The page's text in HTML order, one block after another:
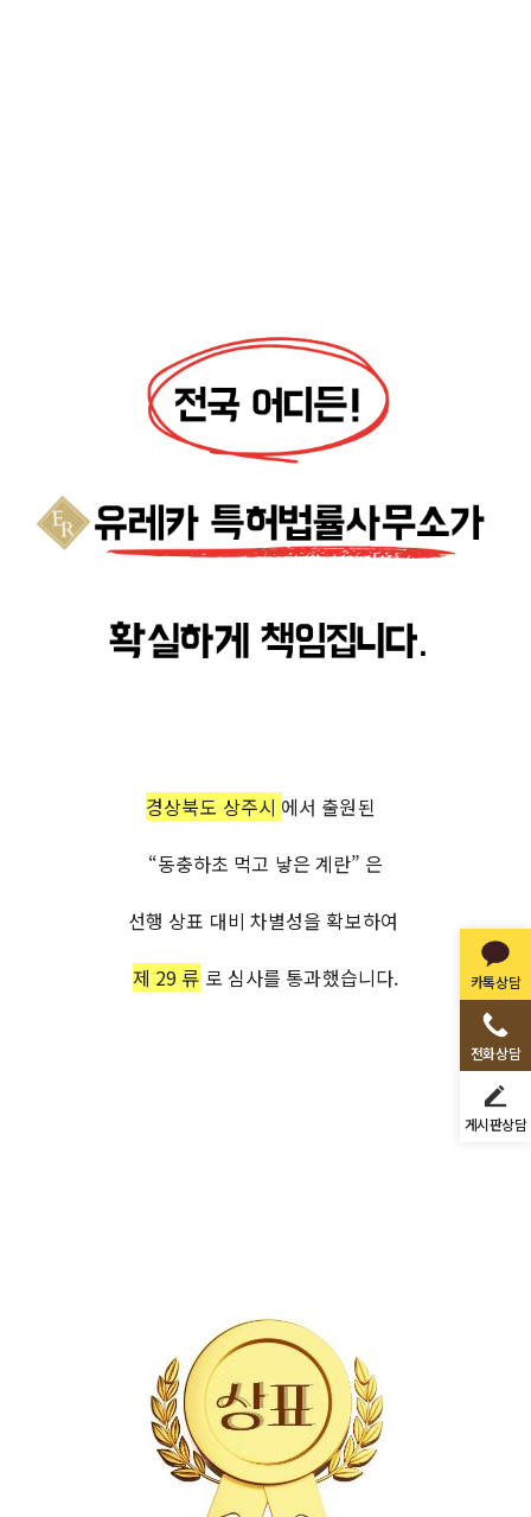
카톡상담
전화상담
게시판상담
경상북도 상주시 에서 출원된
“동충하초 먹고 낳은 계란” 은
선행 상표 대비 차별성을 확보하여
제 29 류 로 심사를 통과했습니다.